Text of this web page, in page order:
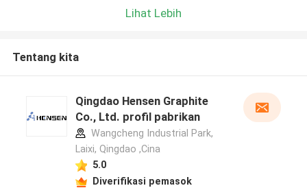
Lihat Lebih
Tentang kita
Qingdao Hensen Graphite
Co., Ltd. profil pabrikan
Wangcheng Industrial Park,
Laixi, Qingdao ,Cina
5.0
Diverifikasi pemasok